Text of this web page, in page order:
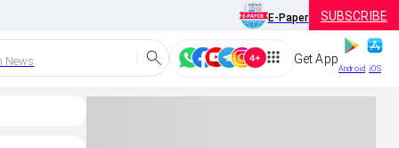
E-Paper SUBSCRIBE
News Get App
Android iOS